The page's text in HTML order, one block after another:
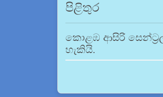
පිළිතුර
කොළඹ ආසිරි
හැකියි.